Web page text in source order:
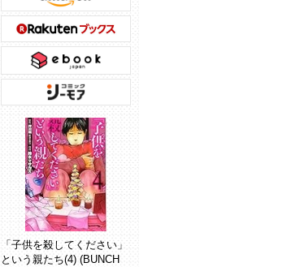
「子供を殺してください」
という親たち(4) (BUNCH